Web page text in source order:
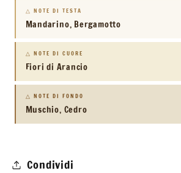
△ NOTE DI TESTA
Mandarino, Bergamotto
△ NOTE DI CUORE
Fiori di Arancio
△ NOTE DI FONDO
Muschio, Cedro
Condividi